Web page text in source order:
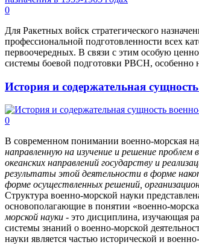
0
Для Ракетных войск стратегического
профессиональной подготовленности всех
первоочередных. В связи с этим особую
системы боевой подготовки РВСН, особенно
История и содержательная
0
В современном понимании военно-морская
направленную на изучение и решение проблем
океанских направлений государству и
результаты этой деятельности в форме
форме осуществленных решений,
Структура военно-морской науки
основополагающие в понятии «военно-
морской науки - это дисциплина, изучающая
системы знаний о военно-морской
науки является частью исторической и